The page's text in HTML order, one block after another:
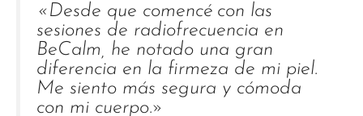
«Desde que comencé con las
sesiones de radiofrecuencia en
BeCalm, he notado una gran
diferencia en la firmeza de mi piel.
Me siento más segura y cómoda
con mi cuerpo.»